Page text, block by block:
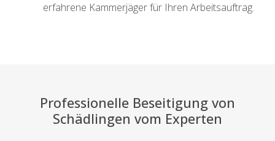
erfahrene Kammerjäger für Ihren Arbeitsauftrag.
Professionelle Beseitigung von
Schädlingen vom Experten